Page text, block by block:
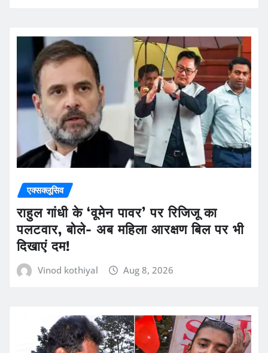
टेस्ट सफल
Vinod kothiyal Aug 8, 2026
एक्सक्लूसिव
दिखाएं दम!
Vinod kothiyal Aug 8, 2026